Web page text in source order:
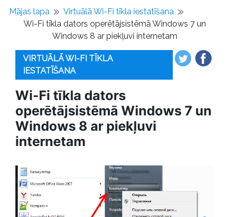
Mājas lapa
Virtuālā Wi-Fi tīkla iestatīšana
Wi-Fi tīkla dators operētājsistēmā Windows 7 un
Windows 8 ar piekļuvi internetam
VIRTUĀLĀ WI-FI TĪKLA
IESTATĪŠANA
Wi-Fi tīkla dators
operētājsistēmā Windows 7 un
Windows 8 ar piekļuvi
internetam